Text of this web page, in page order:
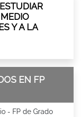
Y A LA
EN FP
- FP de Grado